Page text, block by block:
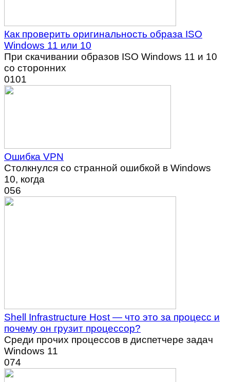
Как проверить оригинальность образа ISO
Windows 11 или 10
При скачивании образов ISO Windows 11 и 10
со сторонних
0101
Ошибка VPN
Столкнулся со странной ошибкой в Windows
10, когда
056
Shell Infrastructure Host — что это за процесс и
почему он грузит процессор?
Среди прочих процессов в диспетчере задач
Windows 11
074